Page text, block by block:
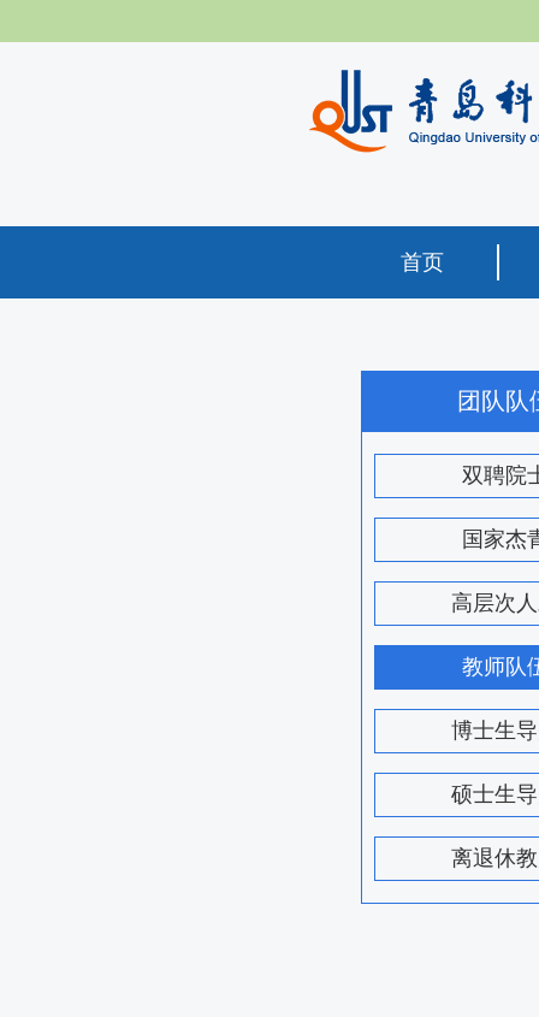
首页
团队队
双聘院
国家杰
高层次
教师队
博士生
硕士生
离退休